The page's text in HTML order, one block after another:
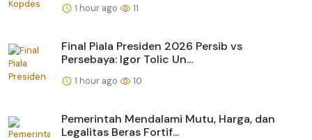
1 hour ago 11
Final Piala Presiden 2026 Persib vs
Persebaya: Igor Tolic Un...
1 hour ago 10
Pemerintah Mendalami Mutu, Harga, dan
Legalitas Beras Fortif...